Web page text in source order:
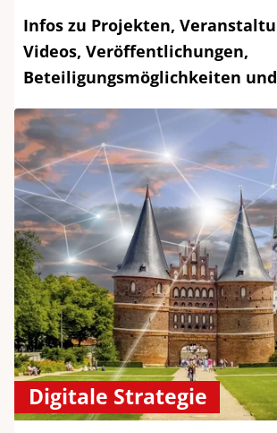
Infos zu Projekten,
Videos, Veröffentlichungen,
Beteiligungsmöglichkeiten
Digitale Strategie